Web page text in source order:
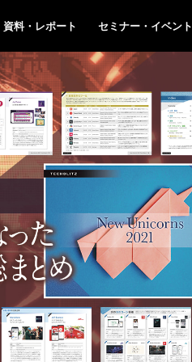
資料・レポート セミナー・イベント